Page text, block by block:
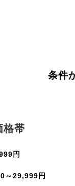
条件
格帯
円
～29,999円